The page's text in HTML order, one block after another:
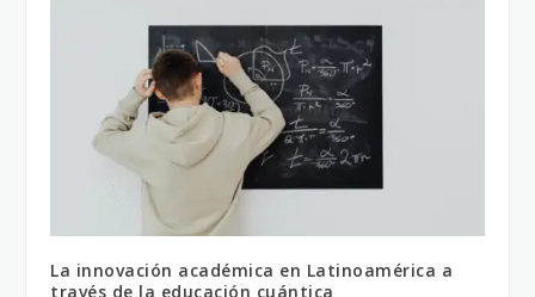
La innovación académica en Latinoamérica a
través de la educación cuántica